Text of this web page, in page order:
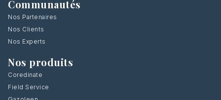
Communautés
Nos Partenaires
Nos Clients
Nos Experts
Nos produits
Coredinate
Field Service